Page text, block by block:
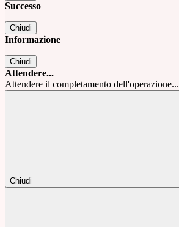
Successo
Chiudi
Informazione
Chiudi
Attendere...
Attendere il completamento dell'operazione...
Chiudi